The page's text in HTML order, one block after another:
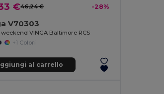
€46,24 € -28%
V70303
VINGA Baltimore RCS
+1 Colori
al carrello